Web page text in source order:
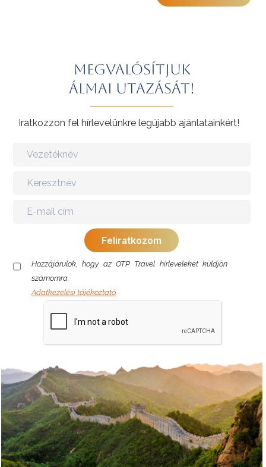
Megvalósítjuk
álmai utazását!
Iratkozzon fel hírlevelünkre legújabb ajánlatainkért!
Hozzájárulok, hogy az OTP Travel hírleveleket küldjön
számomra.
Adatkezelési tájékoztató